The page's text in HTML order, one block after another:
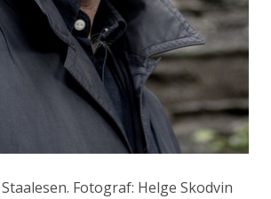
Fotograf: Helge Skodvin